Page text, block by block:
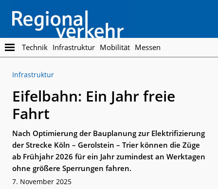
main
content
footer
Regionalverkehr
Die
Fachzeitschrift
den
Personennahverkehr
Technik Infrastruktur Mobilität Messen
Infrastruktur
Eifelbahn: Ein Jahr freie
Fahrt
Nach Optimierung der Bauplanung zur Elektrifizierung
der Strecke Köln – Gerolstein – Trier können die Züge
ab Frühjahr 2026 für ein Jahr zumindest an Werktagen
ohne größere Sperrungen fahren.
7. November 2025